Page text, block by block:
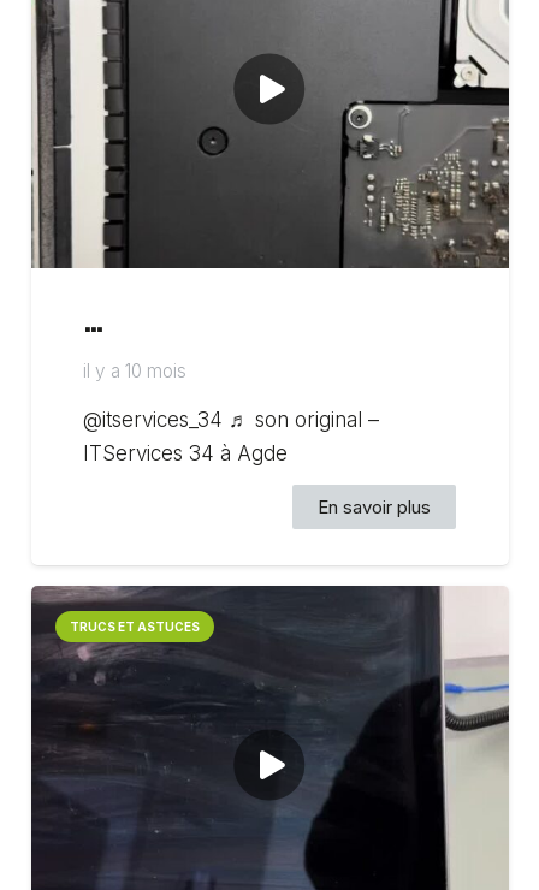
…
il y a 10 mois
@itservices_34 ♬ son original –
ITServices 34 à Agde
En savoir plus
TRUCS ET ASTUCES